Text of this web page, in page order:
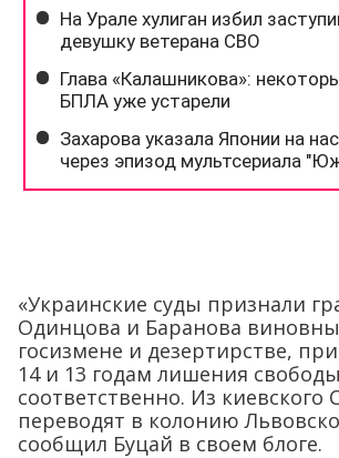
«Украинские суды признали
Одинцова и Баранова
госизмене и дезертирстве,
14 и 13 годам лишения свободы
соответственно. Из киевского
переводят в колонию
сообщил Буцай в своем блоге.